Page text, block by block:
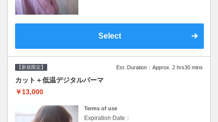
Select
【新規限定】 Est. Duration：Approx. 2 hrs30 mins
カット＋低温デジタルパーマ
￥13,000
Terms of use
Expiration Date：